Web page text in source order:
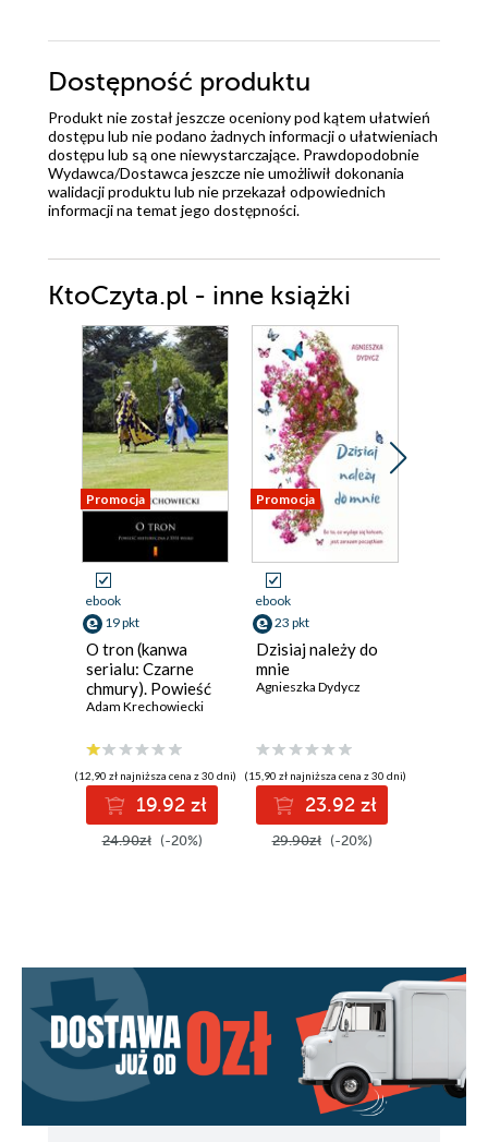
Dostępność produktu
Produkt nie został jeszcze oceniony pod kątem ułatwień
dostępu lub nie podano żadnych informacji o ułatwieniach
dostępu lub są one niewystarczające. Prawdopodobnie
Wydawca/Dostawca jeszcze nie umożliwił dokonania
walidacji produktu lub nie przekazał odpowiednich
informacji na temat jego dostępności.
KtoCzyta.pl - inne książki
Promocja
ebook
19 pkt
O tron (kanwa
serialu: Czarne
chmury). Powieść
historyczna z XVII
Adam Krechowiecki
(12,90 zł najniższa cena z 30 dni)
19.92 zł
24.90zł (-20%)
Promocja
ebook
23 pkt
Dzisiaj należy do
mnie
Agnieszka Dydycz
(15,90 zł najniższa cena z 30 dni)
23.92 zł
29.90zł (-20%)